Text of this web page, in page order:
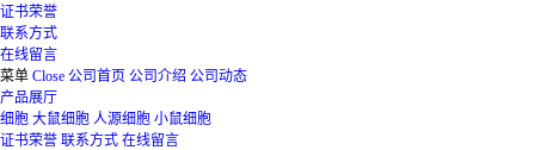
证书荣誉
联系方式
在线留言
菜单 Close 公司首页 公司介绍 公司动态
产品展厅
细胞 大鼠细胞 人源细胞 小鼠细胞
证书荣誉 联系方式 在线留言